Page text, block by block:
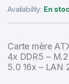
Availability: En
Carte mère
4x DDR5 –
5.0 16x – LAN